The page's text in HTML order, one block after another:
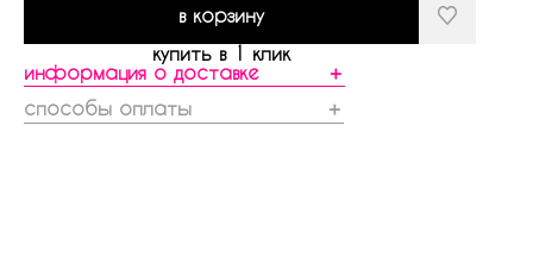
в корзину
купить в 1 клик
информация о доставке
＋
способы оплаты
＋